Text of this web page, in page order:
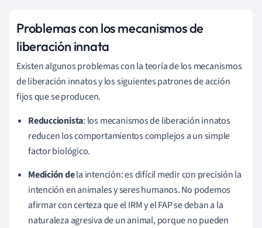
Problemas con los mecanismos de
liberación innata
Existen algunos problemas con la teoría de los mecanismos
de liberación innatos y los siguientes patrones de acción
fijos que se producen.
Reduccionista: los mecanismos de liberación innatos
reducen los comportamientos complejos a un simple
factor biológico.
Medición dela intención: es difícil medir con precisión la
intención en animales y seres humanos. No podemos
afirmar con certeza que el IRM y el FAP se deban a la
naturaleza agresiva de un animal, porque no pueden